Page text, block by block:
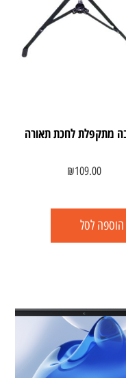
מתקפלת לחכת תאורה
₪109.00
הוספה לסל